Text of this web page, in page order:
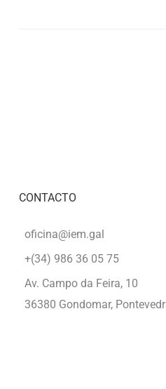
CONTACTO
oficina@iem.gal
+(34) 986 36 05 75
Av. Campo da Feira, 10
36380 Gondomar,